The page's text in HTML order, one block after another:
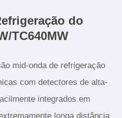
do
TC640MW
mid-onda de refrigeração
com detectores de alta-
integrados em
longa distância